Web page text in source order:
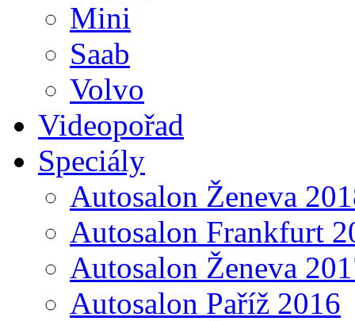
Mini
Saab
Volvo
Videopořad
Speciály
Autosalon Ženeva
Autosalon Frankfurt
Autosalon Ženeva
Autosalon Paříž 2016